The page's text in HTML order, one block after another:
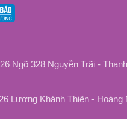
Ngõ 328 Nguyễn Trãi -
Lương Khánh Thiện - Hoàng